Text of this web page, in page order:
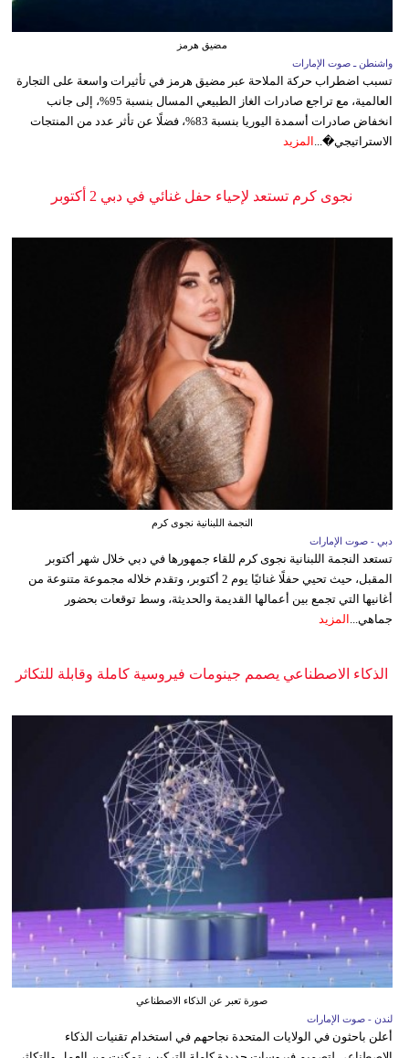
مضيق هرمز
واشنطن ـ صوت الإمارات
تسبب اضطراب حركة الملاحة عبر مضيق هرمز في تأثيرات واسعة على التجارة
العالمية، مع تراجع صادرات الغاز الطبيعي المسال بنسبة 95%، إلى جانب
انخفاض صادرات أسمدة اليوريا بنسبة 83%، فضلًا عن تأثر عدد من المنتجات
الاستراتيجي�... المزيد
نجوى كرم تستعد لإحياء حفل غنائي في دبي 2 أكتوبر
النجمة اللبنانية نجوى كرم
دبي - صوت الإمارات
تستعد النجمة اللبنانية نجوى كرم للقاء جمهورها في دبي خلال شهر أكتوبر
المقبل، حيث تحيي حفلًا غنائيًا يوم 2 أكتوبر، وتقدم خلاله مجموعة متنوعة من
أغانيها التي تجمع بين أعمالها القديمة والحديثة، وسط توقعات بحضور
جماهي... المزيد
الذكاء الاصطناعي يصمم جينومات فيروسية كاملة وقابلة للتكاثر
صورة تعبر عن الذكاء الاصطناعي
لندن - صوت الإمارات
أعلن باحثون في الولايات المتحدة نجاحهم في استخدام تقنيات الذكاء